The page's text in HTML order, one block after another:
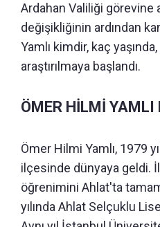
Ardahan Valiliği görevine
değişikliğinin ardından
Yamlı kimdir, kaç
araştırılmaya başlandı.
ÖMER HİLMİ YAMLI
Ömer Hilmi Yamlı, 1979
ilçesinde dünyaya geldi.
öğrenimini Ahlat'ta
yılında Ahlat Selçuklu